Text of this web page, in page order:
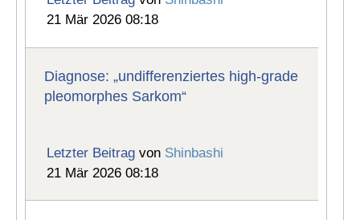
21 Mär 2026 08:18
Diagnose: „undifferenziertes high-grade
pleomorphes Sarkom“
Letzter Beitrag von Shinbashi
21 Mär 2026 08:18